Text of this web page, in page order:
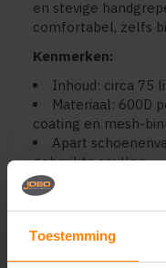
Toestemming
en stevige
comfortabel, zelfs
Kenmerken:
Inhoud: circa 75
Materiaal: 600D
coating en mesh-
Apart
gebruikte spullen.
Verstelbare en
optimaal
Handgrepen aan
tillen.